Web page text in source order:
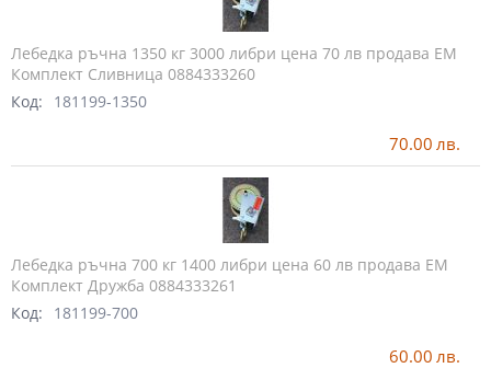
Лебедка ръчна 1350 кг 3000 либри цена 70 лв продава ЕМ
Комплект Сливница 0884333260
Код:
181199-1350
70.00 лв.
Лебедка ръчна 700 кг 1400 либри цена 60 лв продава ЕМ
Комплект Дружба 0884333261
Код:
181199-700
60.00 лв.